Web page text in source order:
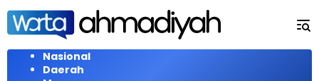
Langsung
konten
Nasional
Daerah